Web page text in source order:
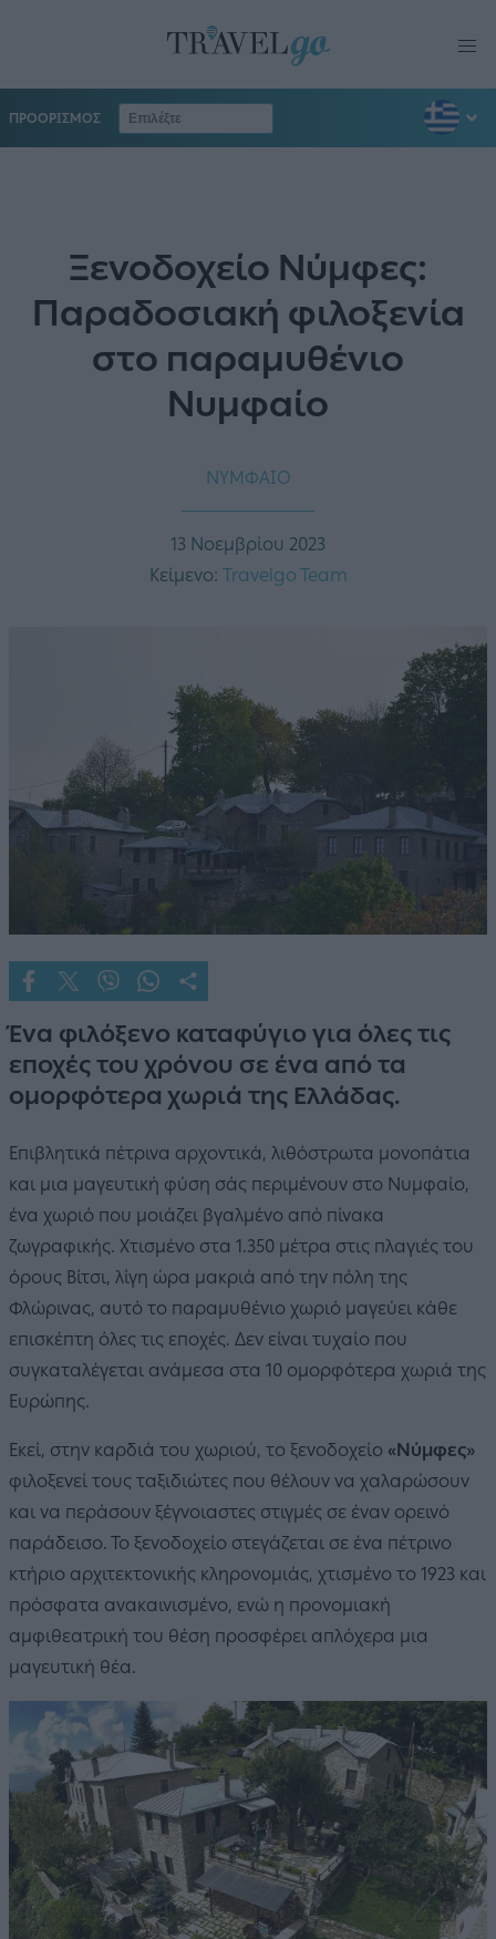
ΠΡΟΟΡΙΣΜΟΣ
Ξενοδοχείο Νύμφες:
Παραδοσιακή φιλοξενία
στο παραμυθένιο
Νυμφαίο
ΝΥΜΦΑΙΟ
13 Νοεμβρίου 2023
Κείμενο: Travelgo Team
Ένα φιλόξενο καταφύγιο για όλες τις
εποχές του χρόνου σε ένα από τα
ομορφότερα χωριά της Ελλάδας.
Επιβλητικά πέτρινα αρχοντικά, λιθόστρωτα μονοπάτια
και μια μαγευτική φύση σάς περιμένουν στο Νυμφαίο,
ένα χωριό που μοιάζει βγαλμένο από πίνακα
ζωγραφικής. Χτισμένο στα 1.350 μέτρα στις πλαγιές του
όρους Βίτσι, λίγη ώρα μακριά από την πόλη της
Φλώρινας, αυτό το παραμυθένιο χωριό μαγεύει κάθε
επισκέπτη όλες τις εποχές. Δεν είναι τυχαίο που
συγκαταλέγεται ανάμεσα στα 10 ομορφότερα χωριά της
Ευρώπης.
Εκεί, στην καρδιά του χωριού, το ξενοδοχείο «Νύμφες»
φιλοξενεί τους ταξιδιώτες που θέλουν να χαλαρώσουν
και να περάσουν ξέγνοιαστες στιγμές σε έναν ορεινό
παράδεισο. Το ξενοδοχείο στεγάζεται σε ένα πέτρινο
κτήριο αρχιτεκτονικής κληρονομιάς, χτισμένο το 1923 και
πρόσφατα ανακαινισμένο, ενώ η προνομιακή
αμφιθεατρική του θέση προσφέρει απλόχερα μια
μαγευτική θέα.